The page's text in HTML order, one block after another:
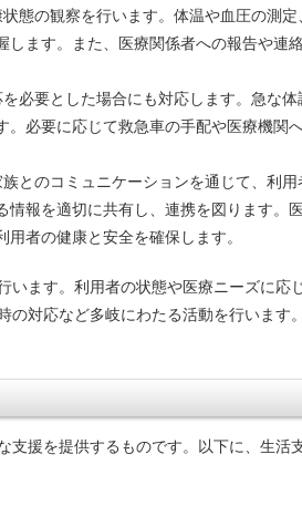
態の観察を行います。体温や血圧の測定
ます。また、医療関係者への報告や連
必要とした場合にも対応します。急な体
必要に応じて救急車の手配や医療機関
とのコミュニケーションを通じて、利用
報を適切に共有し、連携を図ります。
者の健康と安全を確保します。
ます。利用者の状態や医療ニーズに応じ
の対応など多岐にわたる活動を行います
支援を提供するものです。以下に、生活